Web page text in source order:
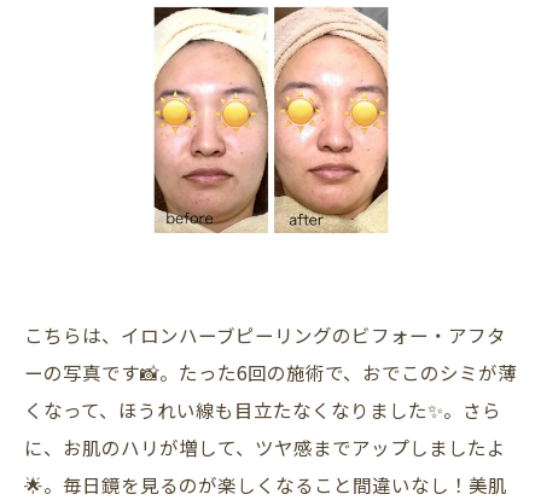
こちらは、イロンハーブピーリングのビフォー・アフタ
ーの写真です📸。たった6回の施術で、おでこのシミが薄
くなって、ほうれい線も目立たなくなりました✨。さら
に、お肌のハリが増して、ツヤ感までアップしましたよ
🌟。毎日鏡を見るのが楽しくなること間違いなし！美肌